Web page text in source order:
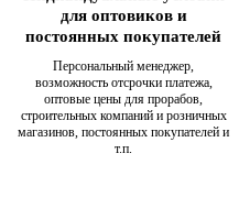
для оптовиков и
постоянных покупателей
Персональный менеджер,
возможность отсрочки платежа,
оптовые цены для прорабов,
строительных компаний и розничных
магазинов, постоянных покупателей и
т.п.